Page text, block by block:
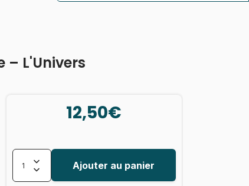
– L'Univers
12,50€
Ajouter au panier